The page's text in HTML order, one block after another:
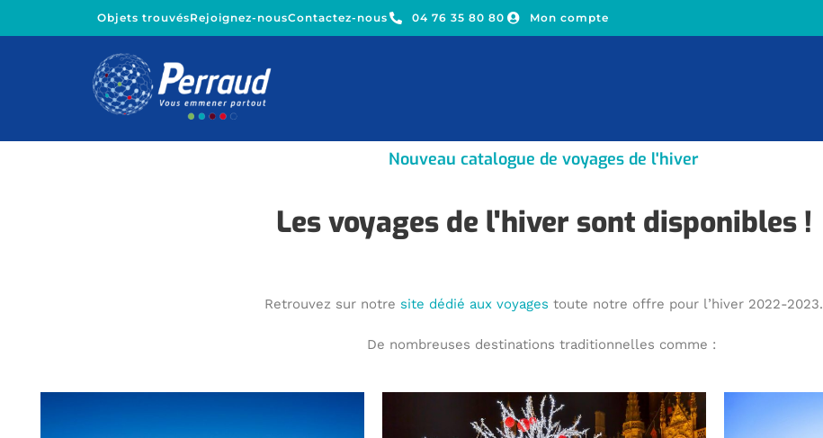
Objets trouvésRejoignez-nousContactez-nous 04 76 35 80 80 Mon compte
Nouveau catalogue de voyages de l'hiver
Les voyages de l'hiver sont disponibles !
Retrouvez sur notresite dédié aux voyages toute notre offre pour l’hiver 2022-2023.
De nombreuses destinations traditionnelles comme :